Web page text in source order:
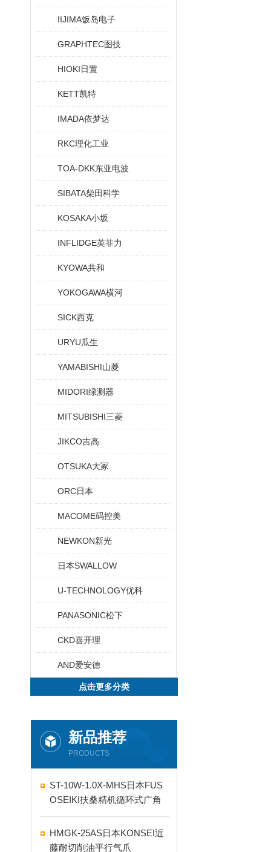
IIJIMA饭岛电子
GRAPHTEC图技
HIOKI日置
KETT凯特
IMADA依梦达
RKC理化工业
TOA-DKK东亚电波
SIBATA柴田科学
KOSAKA小坂
INFLIDGE英菲力
KYOWA共和
YOKOGAWA横河
SICK西克
URYU瓜生
YAMABISHI山菱
MIDORI绿测器
MITSUBISHI三菱
JIKCO吉高
OTSUKA大冢
ORC日本
MACOME码控美
NEWKON新光
日本SWALLOW
U-TECHNOLOGY优科
PANASONIC松下
CKD喜开理
AND爱安德
点击更多分类
新品推荐
PRODUCTS
ST-10W-1.0X-MHS日本FUS
OSEIKI扶桑精机循环式广角
自动喷嘴
HMGK-25AS日本KONSEI近
藤耐切削油平行气爪